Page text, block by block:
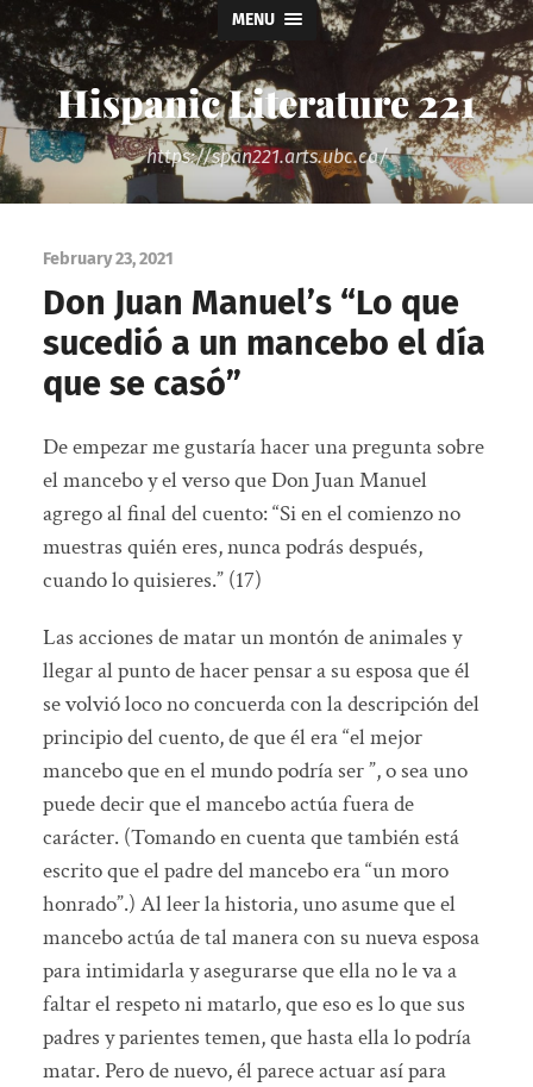
MENU
Hispanic Literature 221
https://span221.arts.ubc.ca/
February 23, 2021
Don Juan Manuel’s “Lo que
sucedió a un mancebo el día
que se casó”
De empezar me gustaría hacer una pregunta sobre
el mancebo y el verso que Don Juan Manuel
agrego al final del cuento: “Si en el comienzo no
muestras quién eres, nunca podrás después,
cuando lo quisieres.” (17)
Las acciones de matar un montón de animales y
llegar al punto de hacer pensar a su esposa que él
se volvió loco no concuerda con la descripción del
principio del cuento, de que él era “el mejor
mancebo que en el mundo podría ser ”, o sea uno
puede decir que el mancebo actúa fuera de
carácter. (Tomando en cuenta que también está
escrito que el padre del mancebo era “un moro
honrado”.) Al leer la historia, uno asume que el
mancebo actúa de tal manera con su nueva esposa
para intimidarla y asegurarse que ella no le va a
faltar el respeto ni matarlo, que eso es lo que sus
padres y parientes temen, que hasta ella lo podría
matar. Pero de nuevo, él parece actuar así para